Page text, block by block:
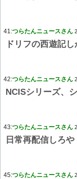
41:つらたんニュースさん
ドリフの西遊記
42:つらたんニュースさん
NCISシリーズ、
43:つらたんニュースさん
日常再配信しろや
45:つらたんニュースさん